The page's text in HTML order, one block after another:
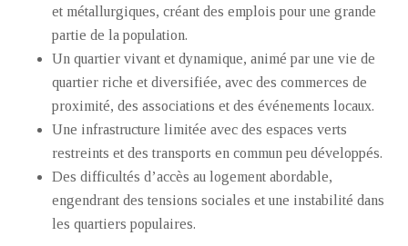
et métallurgiques, créant des emplois pour une grande
partie de la population.
Un quartier vivant et dynamique, animé par une vie de
quartier riche et diversifiée, avec des commerces de
proximité, des associations et des événements locaux.
Une infrastructure limitée avec des espaces verts
restreints et des transports en commun peu développés.
Des difficultés d’accès au logement abordable,
engendrant des tensions sociales et une instabilité dans
les quartiers populaires.